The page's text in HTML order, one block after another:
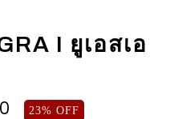
I ยูเอสเอ
23% OFF